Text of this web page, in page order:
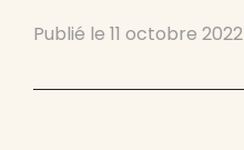
Publié le 11 octobre 2022